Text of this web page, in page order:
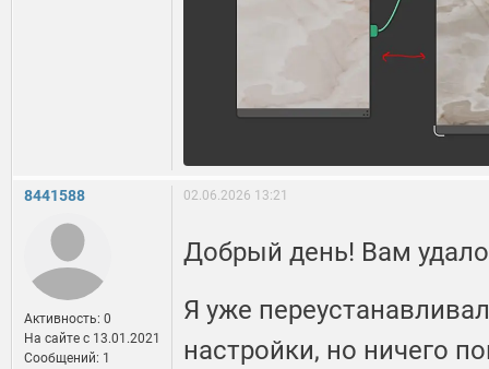
8441588
Активность: 0
На сайте c 13.01.2021
Сообщений: 1
02.06.2026 13:21
Добрый день! Вам
Я уже
настройки, но ничего